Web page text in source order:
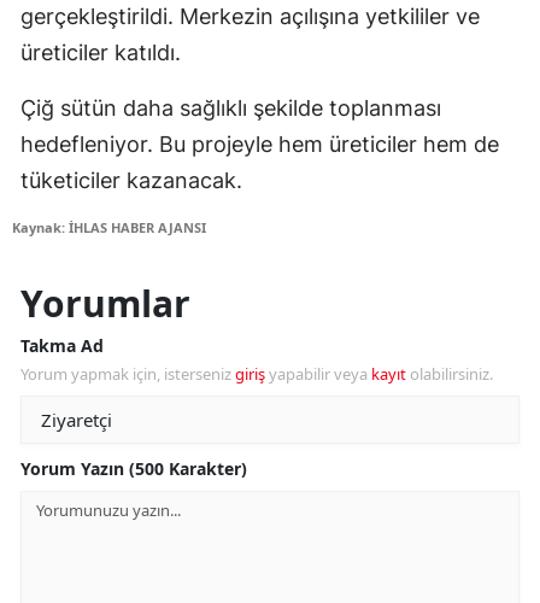
gerçekleştirildi. Merkezin açılışına yetkililer ve
üreticiler katıldı.
Çiğ sütün daha sağlıklı şekilde toplanması
hedefleniyor. Bu projeyle hem üreticiler hem de
tüketiciler kazanacak.
Kaynak: İHLAS HABER AJANSI
Yorumlar
Takma Ad
Yorum yapmak için, istersenizgirişyapabilir veya kayıt olabilirsiniz.
Yorum Yazın (500 Karakter)